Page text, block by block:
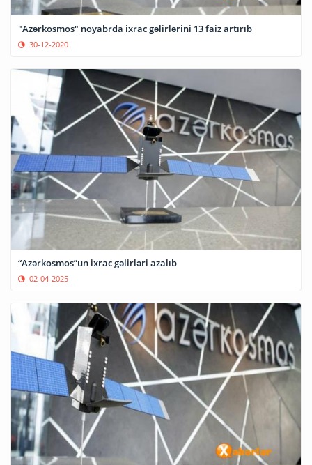
"Azərkosmos" noyabrda ixrac gəlirlərini 13 faiz artırıb
30-12-2020
“Azərkosmos”un ixrac gəlirləri azalıb
02-04-2025